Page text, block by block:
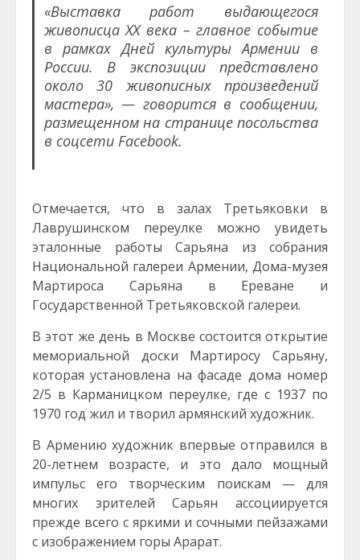
«Выставка работ выдающегося
живописца XX века – главное событие
в рамках Дней культуры Армении в
России. В экспозиции представлено
около 30 живописных произведений
мастера», — говорится в сообщении,
размещенном на странице посольства
в соцсети Facebook.
Отмечается, что в залах Третьяковки в
Лаврушинском переулке можно увидеть
эталонные работы Сарьяна из собрания
Национальной галереи Армении, Дома-музея
Мартироса Сарьяна в Ереване и
Государственной Третьяковской галереи.
В этот же день в Москве состоится открытие
мемориальной доски Мартиросу Сарьяну,
которая установлена на фасаде дома номер
2/5 в Карманицком переулке, где с 1937 по
1970 год жил и творил армянский художник.
В Армению художник впервые отправился в
20-летнем возрасте, и это дало мощный
импульс его творческим поискам — для
многих зрителей Сарьян ассоциируется
прежде всего с яркими и сочными пейзажами
с изображением горы Арарат.